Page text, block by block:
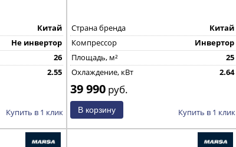
Китай
Не инвертор
26
2.55
Купить в 1 клик
Страна бренда
Китай
Компрессор
Инвертор
Площадь, м²
25
Охлаждение, кВт
2.64
39 990руб.
Купить в 1 клик